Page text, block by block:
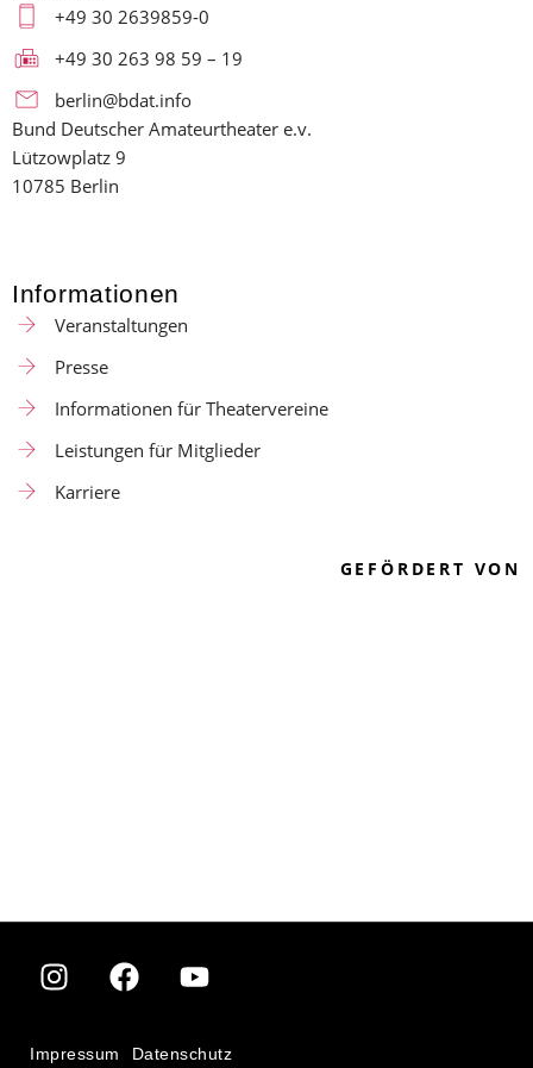
+49 30 2639859-0
+49 30 263 98 59 – 19
berlin@bdat.info
Bund Deutscher Amateurtheater e.v.
Lützowplatz 9
10785 Berlin
Informationen
Veranstaltungen
Presse
Informationen für Theatervereine
Leistungen für Mitglieder
Karriere
GEFÖRDERT VON
Impressum Datenschutz